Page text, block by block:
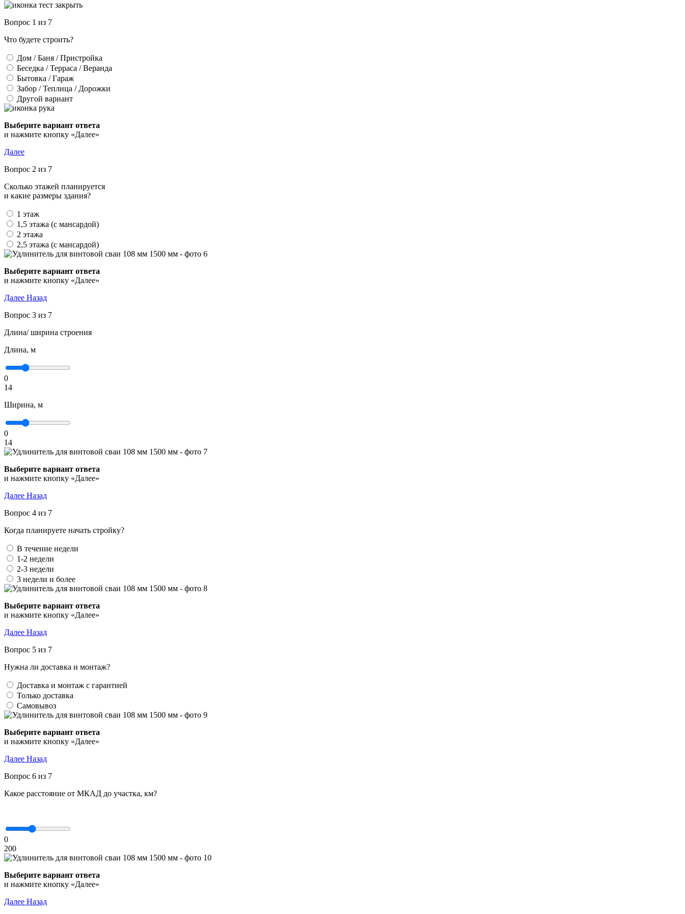
Вопрос 1 из 7
Что будете строить?
Дом / Баня / Пристройка
Беседка / Терраса / Веранда
Бытовка / Гараж
Забор / Теплица / Дорожки
Другой вариант
Выберите вариант ответа
и нажмите кнопку «Далее»
Далее
Вопрос 2 из 7
Сколько этажей планируется
и какие размеры здания?
1 этаж
1,5 этажа (с мансардой)
2 этажа
2,5 этажа (с мансардой)
Выберите вариант ответа
и нажмите кнопку «Далее»
Далее Назад
Вопрос 3 из 7
Длина/ ширина строения
Длина, м
0
14
Ширина, м
0
14
Выберите вариант ответа
и нажмите кнопку «Далее»
Далее Назад
Вопрос 4 из 7
Когда планируете начать стройку?
В течение недели
1-2 недели
2-3 недели
3 недели и более
Выберите вариант ответа
и нажмите кнопку «Далее»
Далее Назад
Вопрос 5 из 7
Нужна ли доставка и монтаж?
Доставка и монтаж с гарантией
Только доставка
Самовывоз
Выберите вариант ответа
и нажмите кнопку «Далее»
Далее Назад
Вопрос 6 из 7
Какое расстояние от МКАД до участка, км?
0
200
Выберите вариант ответа
и нажмите кнопку «Далее»
Далее Назад